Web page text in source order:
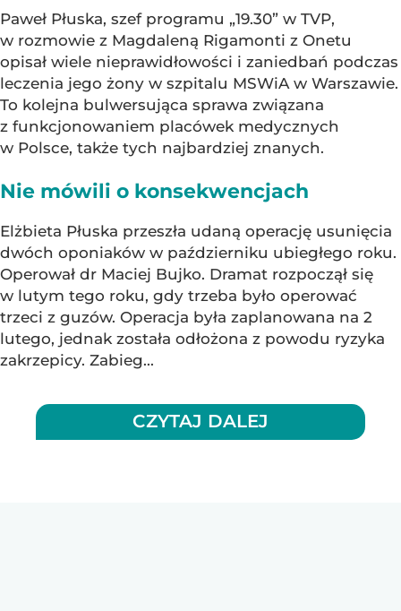
Paweł Płuska, szef programu „19.30” w TVP,
w rozmowie z Magdaleną Rigamonti z Onetu
opisał wiele nieprawidłowości i zaniedbań podczas
leczenia jego żony w szpitalu MSWiA w Warszawie.
To kolejna bulwersująca sprawa związana
z funkcjonowaniem placówek medycznych
w Polsce, także tych najbardziej znanych.
Nie mówili o konsekwencjach
Elżbieta Płuska przeszła udaną operację usunięcia
dwóch oponiaków w październiku ubiegłego roku.
Operował dr Maciej Bujko. Dramat rozpoczął się
w lutym tego roku, gdy trzeba było operować
trzeci z guzów. Operacja była zaplanowana na 2
lutego, jednak została odłożona z powodu ryzyka
zakrzepicy. Zabieg...
CZYTAJ DALEJ